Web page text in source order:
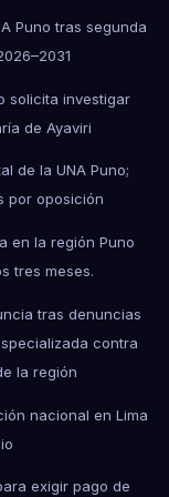
Puno tras segunda
solicita investigar
de Ayaviri
de la UNA Puno;
por oposición
en la región Puno
tres meses.
tras denuncias
contra
la región
nacional en Lima
exigir pago de